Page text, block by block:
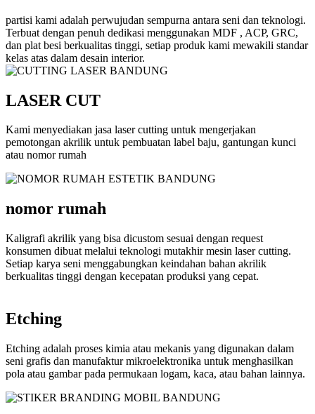
partisi kami adalah perwujudan sempurna antara seni dan teknologi.
Terbuat dengan penuh dedikasi menggunakan MDF , ACP, GRC,
dan plat besi berkualitas tinggi, setiap produk kami mewakili standar
kelas atas dalam desain interior.
LASER CUT
Kami menyediakan jasa laser cutting untuk mengerjakan
pemotongan akrilik untuk pembuatan label baju, gantungan kunci
atau nomor rumah
nomor rumah
Kaligrafi akrilik yang bisa dicustom sesuai dengan request
konsumen dibuat melalui teknologi mutakhir mesin laser cutting.
Setiap karya seni menggabungkan keindahan bahan akrilik
berkualitas tinggi dengan kecepatan produksi yang cepat.
Etching
Etching adalah proses kimia atau mekanis yang digunakan dalam
seni grafis dan manufaktur mikroelektronika untuk menghasilkan
pola atau gambar pada permukaan logam, kaca, atau bahan lainnya.